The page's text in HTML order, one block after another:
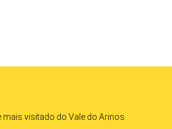
mais visitado do Vale do Arinos